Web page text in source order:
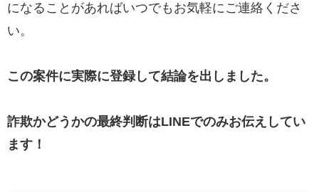
になることがあればいつでもお気軽にご連絡くださ
い。
この案件に実際に登録して結論を出しました。
詐欺かどうかの最終判断はLINEでのみお伝えしてい
ます！